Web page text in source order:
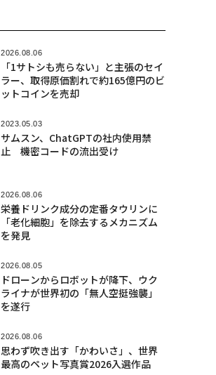
2026.08.06
「1サトシも売らない」と主張のセイ
ラー、取得原価割れで約165億円のビ
ットコインを売却
2023.05.03
サムスン、ChatGPTの社内使用禁
止 機密コードの流出受け
2026.08.06
栄養ドリンク成分の定番タウリンに
「老化細胞」を除去するメカニズム
を発見
2026.08.05
ドローンからロボットが降下、ウク
ライナが世界初の「無人空挺強襲」
を遂行
2026.08.06
思わず吹き出す「かわいさ」、世界
最高のペット写真賞2026入選作品